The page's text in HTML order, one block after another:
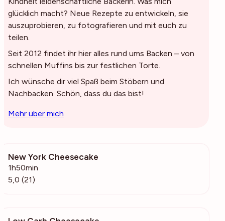
glücklich macht? Neue Rezepte zu entwickeln, sie
auszuprobieren, zu fotografieren und mit euch zu
teilen.
Seit 2012 findet ihr hier alles rund ums Backen – von
schnellen Muffins bis zur festlichen Torte.
Ich wünsche dir viel Spaß beim Stöbern und
Nachbacken. Schön, dass du das bist!
Mehr über mich
New York Cheesecake
1h50min
5,0 (21)